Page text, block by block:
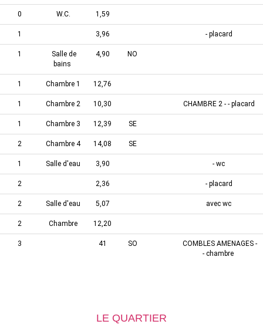
0 W.C. 1,59
1 3,96 - placard
1
Salle de
bains
4,90 NO
1 Chambre 1 12,76
1 Chambre 2 10,30 CHAMBRE 2 - - placard
1 Chambre 3 12,39 SE
2 Chambre 4 14,08 SE
1 Salle d'eau 3,90 - wc
2 2,36 - placard
2 Salle d'eau 5,07 avec wc
2 Chambre 12,20
3 41 SO
COMBLES AMENAGES -
- chambre
LE QUARTIER